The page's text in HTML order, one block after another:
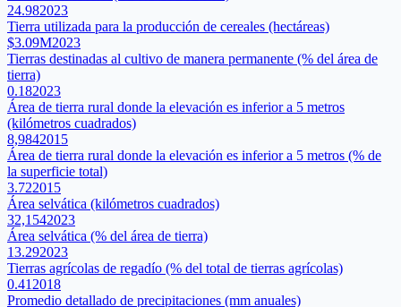
24.982023
Tierra utilizada para la producción de cereales (hectáreas)
$3.09M2023
Tierras destinadas al cultivo de manera permanente (% del área de
tierra)
0.182023
Área de tierra rural donde la elevación es inferior a 5 metros
(kilómetros cuadrados)
8,9842015
Área de tierra rural donde la elevación es inferior a 5 metros (% de
la superficie total)
3.722015
Área selvática (kilómetros cuadrados)
32,1542023
Área selvática (% del área de tierra)
13.292023
Tierras agrícolas de regadío (% del total de tierras agrícolas)
0.41 2018
Promedio detallado de precipitaciones (mm anuales)